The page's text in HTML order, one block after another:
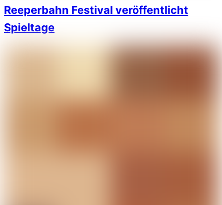
Reeperbahn Festival veröffentlicht
Spieltage